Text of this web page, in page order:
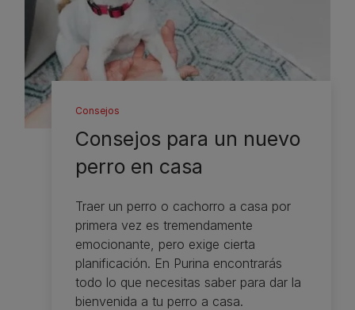
Consejos
Consejos para un nuevo
perro en casa
Traer un perro o cachorro a casa por
primera vez es tremendamente
emocionante, pero exige cierta
planificación. En Purina encontrarás
todo lo que necesitas saber para dar la
bienvenida a tu perro a casa.